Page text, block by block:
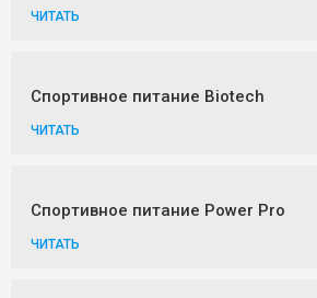
ЧИТАТЬ
Спортивное питание Biotech
ЧИТАТЬ
Спортивное питание Power Pro
ЧИТАТЬ